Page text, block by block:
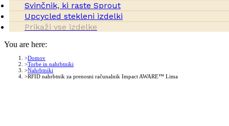
Svinčnik, ki raste Sprout
Upcycled stekleni izdelki
Prikaži vse izdelke
You are here:
Domov
Torbe in nahrbtniki
Nahrbtniki
RFID nahrbtnik za prenosni računalnik Impact AWARE™ Lima